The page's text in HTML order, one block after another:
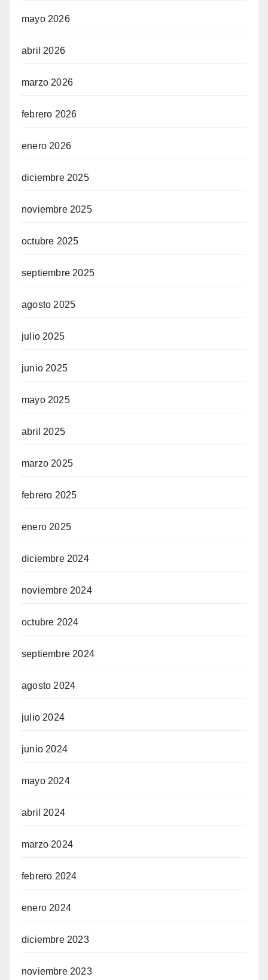
mayo 2026
abril 2026
marzo 2026
febrero 2026
enero 2026
diciembre 2025
noviembre 2025
octubre 2025
septiembre 2025
agosto 2025
julio 2025
junio 2025
mayo 2025
abril 2025
marzo 2025
febrero 2025
enero 2025
diciembre 2024
noviembre 2024
octubre 2024
septiembre 2024
agosto 2024
julio 2024
junio 2024
mayo 2024
abril 2024
marzo 2024
febrero 2024
enero 2024
diciembre 2023
noviembre 2023